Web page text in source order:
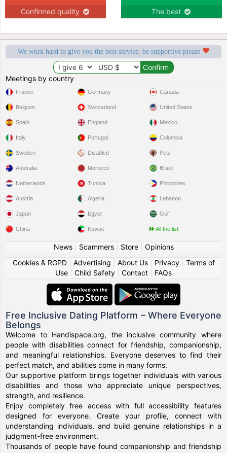
Confirmed quality The best
We work hard to give you the best service, be supportive please
Meetings by country
France
Belgium
Spain
Italy
Sweden
Germany
Switzerland
England
Portugal
Disabled
Canada
United States
Mexico
Colombia
Pets
Australia
Netherlands
Austria
Japan
China
Morocco
Tunisia
Algeria
Egypt
Kuwait
Brazil
Philippines
Lebanon
Gulf
All the list
News| Scammers| Store| Opinions
Cookies & RGPD| Advertising About Us| Privacy| Terms of
Use
Child Safety Contact FAQs
Free Inclusive Dating Platform – Where Everyone
Belongs
Welcome to Handispace.org, the inclusive community where
people with disabilities connect for friendship, companionship,
and meaningful relationships. Everyone deserves to find their
perfect match, and abilities come in many forms.
Our supportive platform brings together individuals with various
disabilities and those who appreciate unique perspectives,
strength, and resilience.
Enjoy completely free access with full accessibility features
designed for everyone. Create your profile, connect with
understanding individuals, and build genuine relationships in a
judgment-free environment.
Thousands of people have found companionship and friendship